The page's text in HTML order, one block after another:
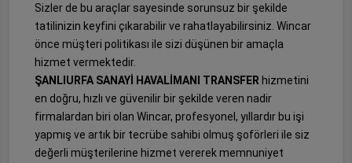
Sizler de bu araçlar sayesinde sorunsuz bir şekilde
tatilinizin keyfini çıkarabilir ve rahatlayabilirsiniz. Wincar
önce müşteri politikası ile sizi düşünen bir amaçla
hizmet vermektedir.
ŞANLIURFA SANAYİ HAVALİMANI TRANSFER hizmetini
en doğru, hızlı ve güvenilir bir şekilde veren nadir
firmalardan biri olan Wincar, profesyonel, yıllardır bu işi
yapmış ve artık bir tecrübe sahibi olmuş şoförleri ile siz
değerli müşterilerine hizmet vererek memnuniyet